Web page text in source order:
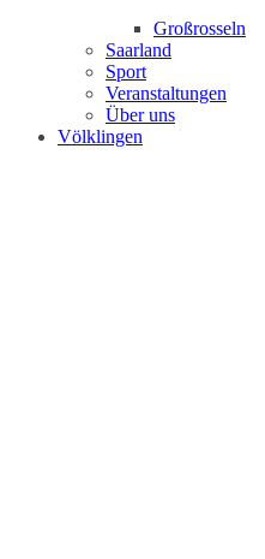
Großrosseln
Saarland
Sport
Veranstaltungen
Über uns
Völklingen